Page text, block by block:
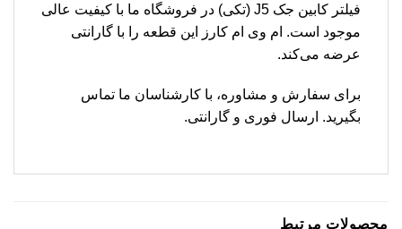
فیلتر کابین جک J5 (تکی) در فروشگاه ما با کیفیت عالی
موجود است. ام وی ام کارز این قطعه را با گارانتی
عرضه می‌کند.
برای سفارش و مشاوره، با کارشناسان ما تماس
بگیرید. ارسال فوری و گارانتی.
محصولات مرتبط